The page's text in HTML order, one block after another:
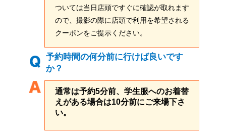
ついては当日店頭ですぐに確認が取れます
ので、撮影の際に店頭で利用を希望される
クーポンをご提示ください。
予約時間の何分前に行けば良いです
か？
通常は予約5分前、学生服へのお着替
えがある場合は10分前にご来場下さ
い。